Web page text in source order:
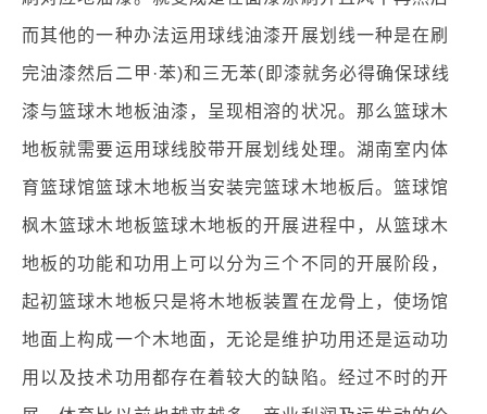
而其他的一种办法运用球线油漆开展划线一种是在刷
完油漆然后二甲·苯)和三无苯(即漆就务必得确保球线
漆与篮球木地板油漆，呈现相溶的状况。那么篮球木
地板就需要运用球线胶带开展划线处理。湖南室内体
育篮球馆篮球木地板当安装完篮球木地板后。篮球馆
枫木篮球木地板篮球木地板的开展进程中，从篮球木
地板的功能和功用上可以分为三个不同的开展阶段，
起初篮球木地板只是将木地板装置在龙骨上，使场馆
地面上构成一个木地面，无论是维护功用还是运动功
用以及技术功用都存在着较大的缺陷。经过不时的开